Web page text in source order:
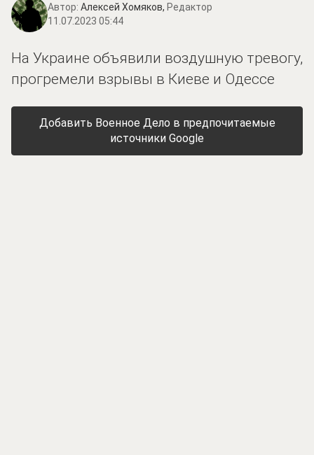
Автор: Алексей Хомяков, Редактор
11.07.2023 05:44
На Украине объявили воздушную тревогу,
прогремели взрывы в Киеве и Одессе
Добавить Военное Дело в предпочитаемые
источники Google